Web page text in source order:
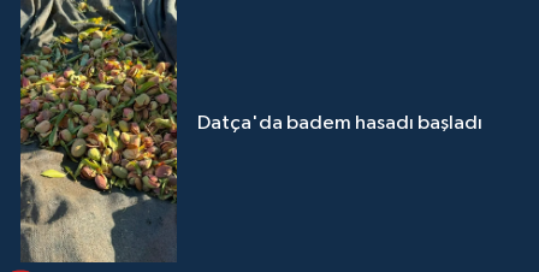
Datça'da badem hasadı başladı